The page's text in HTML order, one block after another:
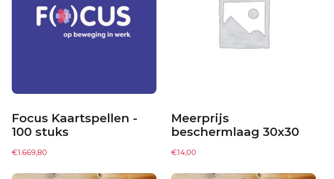
Focus Kaartspellen -
100 stuks
€1.669,80
Meerprijs
beschermlaag 30x30
€14,00